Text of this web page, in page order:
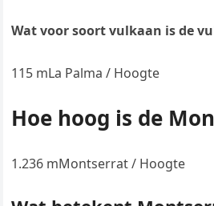
Wat voor soort vulkaan is de
115 mLa Palma / Hoogte
Hoe hoog is de
1.236 mMontserrat / Hoogte